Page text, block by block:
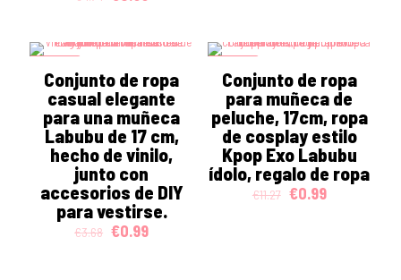
€4.74.€0.99.
Conjunto de ropa
casual elegante
para una muñeca
Labubu de 17 cm,
hecho de vinilo,
junto con
accesorios de DIY
para vestirse.
€3.68 Original
€0.99Current
Conjunto de ropa
para muñeca de
peluche, 17cm, ropa
de cosplay estilo
Kpop Exo Labubu
ídolo, regalo de ropa
€11.27 Original
€0.99Current